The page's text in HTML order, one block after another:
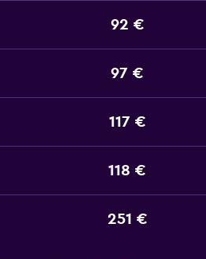
92 €
97 €
117 €
118 €
251 €